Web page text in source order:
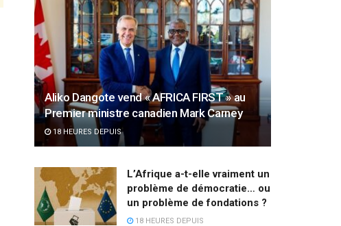
Aliko Dangote vend « AFRICA FIRST » au
Premier ministre canadien Mark Carney
18 HEURES DEPUIS
L’Afrique a-t-elle vraiment un
problème de démocratie… ou
un problème de fondations ?
18 HEURES DEPUIS